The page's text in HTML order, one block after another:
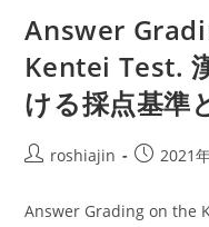
a
Answer
Kentei Test.
ける採点基準
Postroshiajin
Post2021
Answer Grading on the